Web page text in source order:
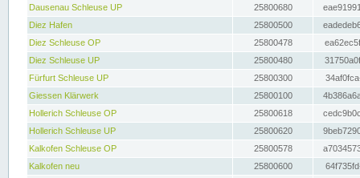
Dausenau Schleuse UP
25800680
Diez Hafen
25800500
Diez Schleuse OP
25800478
Diez Schleuse UP
25800480
Fürfurt Schleuse UP
25800300
Giessen Klärwerk
25800100
Hollerich Schleuse OP
25800618
Hollerich Schleuse UP
25800620
Kalkofen Schleuse OP
25800578
Kalkofen neu
25800600